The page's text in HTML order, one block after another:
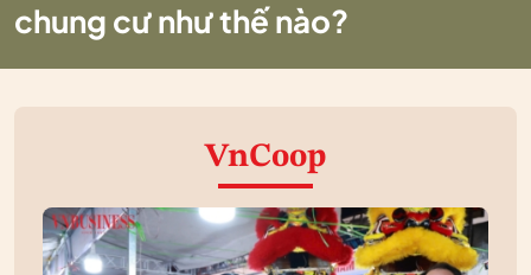
chung cư như thế nào?
VnCoop